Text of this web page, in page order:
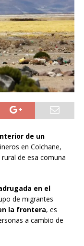
de un
en Colchane,
de esa comuna
en el
de migrantes
la frontera, es
a cambio de